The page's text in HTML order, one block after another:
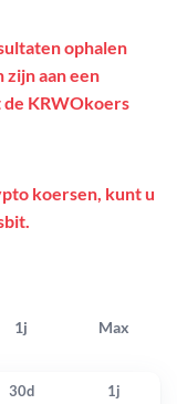
1j Max
ophalen
aan een
KRWOkoers
koersen, kunt u
30d 1j